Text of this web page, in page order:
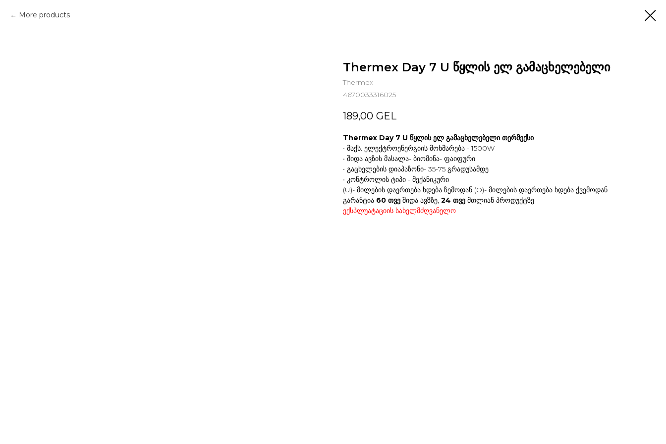
More products
Thermex Day 7 U წყლის ელ გამაცხელებელი
Thermex
4670033316025
189,00 GEL
Thermex Day 7 U წყლის ელ გამაცხელებელი თერმექსი
• მაქს. ელექტროენერგიის მოხმარება - 1500W
• შიდა ავზის მასალა- ბიომინა- ფაიფური
• გაცხელების დიაპაზონი- 35-75 გრადუსამდე
• კონტროლის ტიპი - მექანიკური
(U)- მილების დაერთება ხდება ზემოდან (O)- მილების დაერთება ხდება ქვემოდან
გარანტია 60 თვე შიდა ავზზე, 24 თვე მთლიან პროდუქტზე
ექსპლუატაციის სახელმძღვანელო